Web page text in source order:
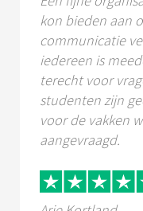
kon bieden aan
communicatie
iedereen is
terecht voor
studenten zijn
voor de vakken
aangevraagd.